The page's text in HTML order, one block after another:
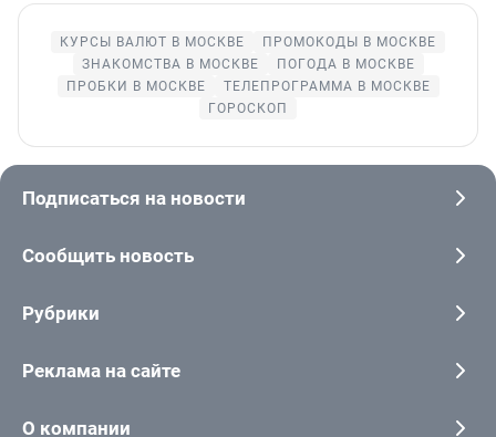
КУРСЫ ВАЛЮТ В МОСКВЕ
ПРОМОКОДЫ В МОСКВЕ
ЗНАКОМСТВА В МОСКВЕ
ПОГОДА В МОСКВЕ
ПРОБКИ В МОСКВЕ
ТЕЛЕПРОГРАММА В МОСКВЕ
ГОРОСКОП
Подписаться на новости
Сообщить новость
Рубрики
Реклама на сайте
О компании